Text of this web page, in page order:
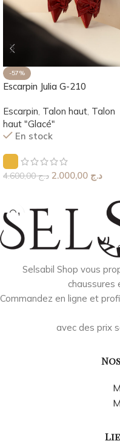
-57%
Escarpin Julia G-210
Escarpin, Talon haut, Talon
haut "Glacé"
En stock
د.ج4.600,00 د.ج
Selsabil Shop vous
chaussures
Commandez en ligne et
avec des prix